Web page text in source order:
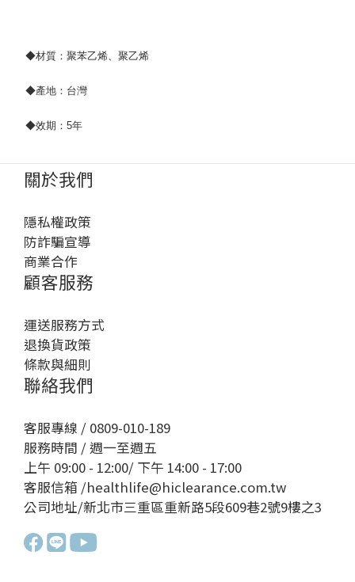
◆材質：聚苯乙烯、聚乙烯
◆產地：台灣
◆效期：5年
關於我們
隱私權政策
防詐騙宣導
商業合作
顧客服務
運送服務方式
退換貨政策
條款與細則
聯絡我們
客服專線 / 0809-010-189
服務時間 / 週一至週五
上午 09:00 - 12:00/ 下午 14:00 - 17:00
客服信箱 /healthlife@hiclearance.com.tw
公司地址/新北市三重區重新路5段609巷2號9樓之3